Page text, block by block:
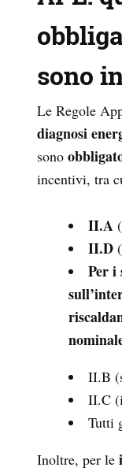
sono
Le Regole
diagnosi
sono
incentivi, tra
II.A
II.D
Per i
II.B
II.C
Tutti
Inoltre, per le